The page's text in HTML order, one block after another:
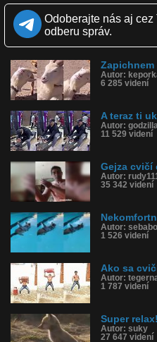
Páči sa: 67% (3 hlasov)
Obľúbené: 1
Komentárov: 2
Dľžka: 3:02
Tagy: takto sa cviči, relax, cviči
História sledovanosti videa:
Odoberajte nás aj
odberu správ.
Zapichnem
Autor:
6 285 videní
A teraz ti
Autor: godzilla
11 529 videní
Gejza cvičí
Autor:
35 342 videní
Autor:
1 526 videní
Ako sa
Autor:
1 787 videní
Super relax!
Autor: suky
27 647 videní